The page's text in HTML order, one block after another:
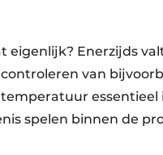
eigenlijk? Enerzijds
van
essentieel
spelen binnen de